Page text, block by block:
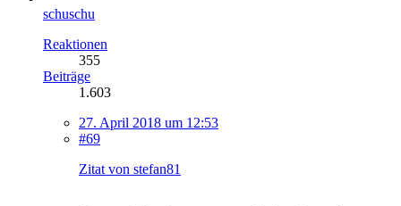
schuschu
Reaktionen
355
Beiträge
1.603
27. April 2018 um 12:53
#69
Zitat von stefan81